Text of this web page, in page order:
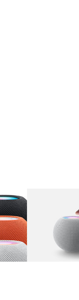
图像 1